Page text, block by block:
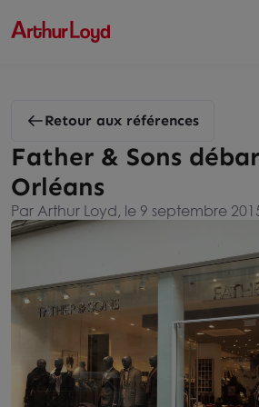
Retour aux références
Father & Sons
Orléans
Par Arthur Loyd, le 9 septembre